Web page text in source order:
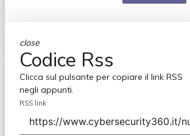
close
Codice Rss
Clicca sul pulsante per copiare il link RSS
negli appunti.
RSS link